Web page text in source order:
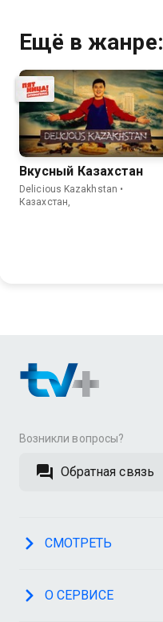
Ещё в жанре:
Вкусный Казахстан
Delicious Kazakhstan •
Казахстан,
Возникли вопросы?
Обратная связь
СМОТРЕТЬ
О СЕРВИСЕ